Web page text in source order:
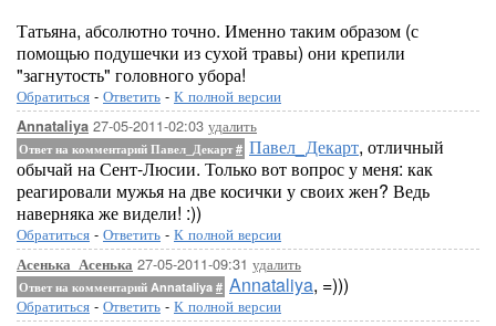
Татьяна, абсолютно точно. Именно таким образом (с
помощью подушечки из сухой травы) они крепили
"загнутость" головного убора!
Обратиться - Ответить - К полной версии
Annataliya 27-05-2011-02:03 удалить
Ответ на комментарий Павел_Декарт# Павел_Декарт, отличный
обычай на Сент-Люсии. Только вот вопрос у меня: как
реагировали мужья на две косички у своих жен? Ведь
наверняка же видели! :))
Обратиться - Ответить - К полной версии
Асенька_Асенька 27-05-2011-09:31 удалить
Ответ на комментарий Annataliya # Annataliya, =)))
Обратиться - Ответить - К полной версии